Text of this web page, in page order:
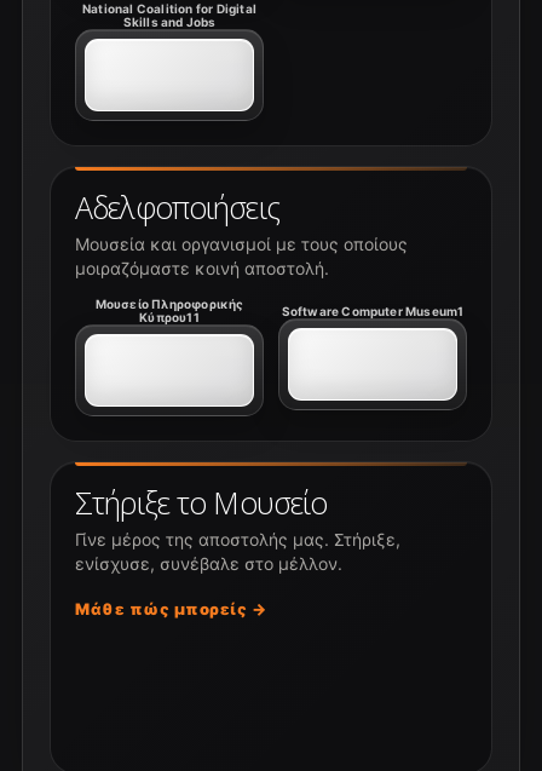
Αδελφοποιήσεις
Μουσεία και οργανισμοί με τους οποίους
μοιραζόμαστε κοινή αποστολή.
Μουσείο Πληροφορικής
Κύπρου11
Software Computer Museum1
National Coalition for Digital
Skills and Jobs
Στήριξε το Μουσείο
Γίνε μέρος της αποστολής μας. Στήριξε,
ενίσχυσε, συνέβαλε στο μέλλον.
Μάθε πώς μπορείς →